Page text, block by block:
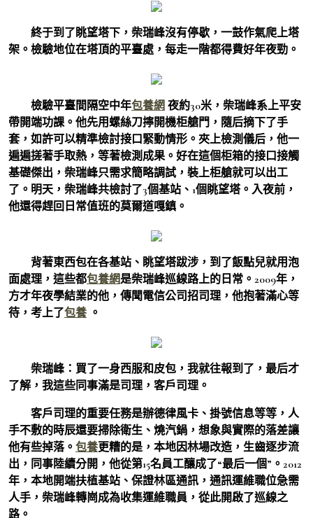
終于到了眺望塔下，柴瑞峰沒有停歇，一鼓作氣爬上塔
架。檢驗地位在塔頂的平臺處，每走一階都得費好年夜勁。
檢驗平臺間隔空中年包養網 夜約30米，柴瑞峰系上平安
帶開端功課。他先用螺絲刀擰開機柜艙門，隨后摘下了手
套，如許可以精準檢討接口緊動情形。夾上檢測儀后，他一
遍遍搓著手取熱，等著檢測成果。好在這個柜箱的接口接觸
基礎傑出，柴瑞峰只需求簡略調試，裝上柜艙就可以出工
了。明天，柴瑞峰共檢討了3個基站、1個眺望塔。入夜前，
他還得趕回日常值班的莫爾道嘎鎮。
背著東西包在各基站、眺望塔跋涉，到了飯點兒就用泡
面處理，這些都包養網是柴瑞峰巡線路上的日常。2009年，
方才年夜學結業的他，傳聞電信公司招司理，他抱著滿心等
待，考上了包養 。
柴瑞峰：買了一身西服和皮包，我就往報到了，最后才
了解，我這些同事滿是司理，客戶司理。
客戶司理的重要任務是辦德律風卡、掛號信息等等，人
手不敷的時辰還要掃除衛生、燒汽鍋，想象與實際的落差讓
他有些掉落。 包養更糟的是，本地因林場改造，生齒逐步流
出，同事陸續分開，他從第15名員工釀成了“最后一個”。2012
年，本地開端扶植基站、保證林區通訊，通訊運維職位急需
人手，柴瑞峰轉崗成為收集運維職員，從此開啟了巡線之
路。